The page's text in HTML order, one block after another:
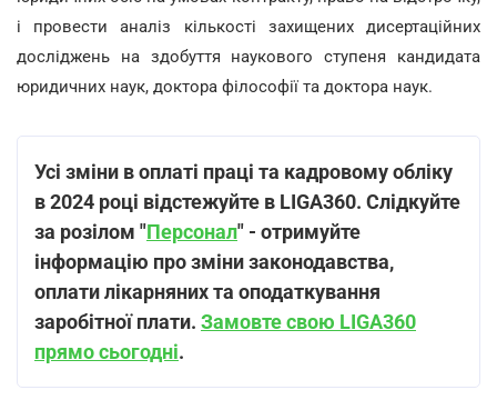
і провести аналіз кількості захищених дисертаційних
досліджень на здобуття наукового ступеня кандидата
юридичних наук, доктора філософії та доктора наук.
Усі зміни в оплаті праці та кадровому обліку
в 2024 році відстежуйте в LIGA360. Слідкуйте
за розілом "Персонал" - отримуйте
інформацію про зміни законодавства,
оплати лікарняних та оподаткування
заробітної плати. Замовте свою LIGA360
прямо сьогодні.